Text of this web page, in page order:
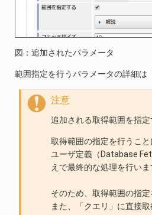
図：追加されたパラメータ
範囲指定を行うパラメータの詳細は
注意
追加される取得範囲を指
取得範囲の指定を行うこ
ユーザ定義（Database
えで最終的な処理を行いま
そのため、取得範囲の指
また、「クエリ」に直接